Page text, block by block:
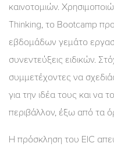
καινοτομιών.
Thinking, το Bootcamp
εβδομάδων γεμάτο
συνεντεύξεις ειδικών.
συμμετέχοντες να
για την ιδέα τους και να
περιβάλλον, έξω από τα
Η πρόσκληση του EIC